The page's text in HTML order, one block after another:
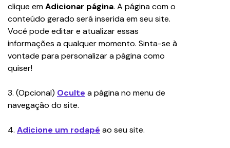
clique em Adicionar página. A página com o
conteúdo gerado será inserida em seu site.
Você pode editar e atualizar essas
informações a qualquer momento. Sinta-se à
vontade para personalizar a página como
quiser!
3. (Opcional) Oculte a página no menu de
navegação do site.
4. Adicione um rodapé ao seu site.